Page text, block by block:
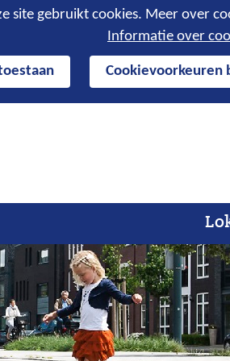
site gebruikt cookies. Meer over
Informatie over
Cookievoorkeuren